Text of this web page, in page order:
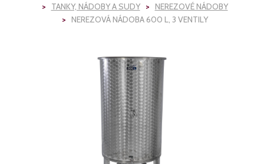
TANKY, NÁDOBY A SUDY
NEREZOVÉ NÁDOBY
NEREZOVÁ NÁDOBA 600 L, 3 VENTILY